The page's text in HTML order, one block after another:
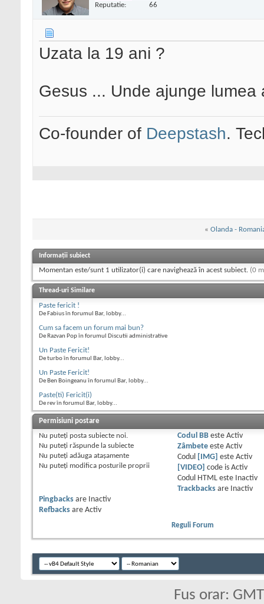
Reputatie: 66
Uzata la 19 ani ?
Gesus ... Unde ajunge lumea
Co-founder of Deepstash.
« Olanda -
Informații subiect
Momentan este/sunt 1 utilizator(i) care navighează în acest subiect. (0
Thread-uri Similare
Paste fericit !
De Fabius în forumul Bar, lobby...
Cum sa facem un forum mai bun?
De Razvan Pop în forumul Discutii administrative
Un Paste Fericit!
De turbo în forumul Bar, lobby...
Un Paste Fericit!
De Ben Boingeanu în forumul Bar, lobby...
Paste(ti) Fericit(i)
De rev în forumul Bar, lobby...
Permisiuni postare
Nu puteţi posta subiecte noi.
Nu puteţi răspunde la subiecte
Nu puteţi adăuga ataşamente
Nu puteţi modifica posturile proprii
Codul BBeste Activ
Zâmbeteeste Activ
Codul
[IMG] este Activ
[VIDEO] code is Activ
Codul HTML este
Inactiv
Trackbacksare
Inactiv
Pingbacks are
Inactiv
Refbacks are Activ
Reguli Forum
Fus orar: